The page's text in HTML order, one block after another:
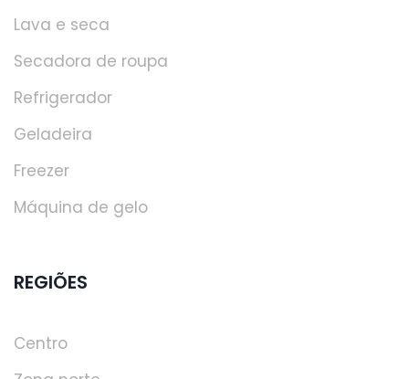
Lava e seca
Secadora de roupa
Refrigerador
Geladeira
Freezer
Máquina de gelo
REGIÕES
Centro